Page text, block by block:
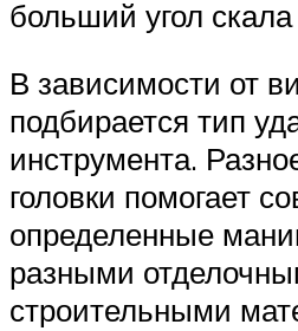
больший угол скала
В зависимости от
подбирается тип
инструмента.
головки помогает
определенные
разными
строительными